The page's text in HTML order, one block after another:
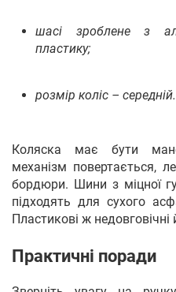
шасі зроблене з
пластику;
розмір коліс – середній.
Коляска має бути
механізм повертається,
бордюри. Шини з міцної
підходять для сухого
Пластикові ж
Практичні поради